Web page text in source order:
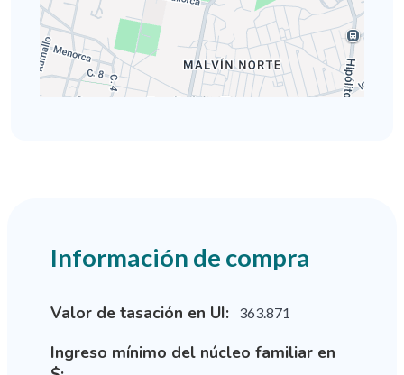
Información de compra
Valor de tasación en UI: 363.871
Ingreso mínimo del núcleo familiar en